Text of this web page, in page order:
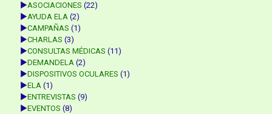
►ASOCIACIONES (22)
►AYUDA ELA (2)
►CAMPAÑAS (1)
►CHARLAS (3)
►CONSULTAS MÉDICAS (11)
►DEMANDELA (2)
►DISPOSITIVOS OCULARES (1)
►ELA (1)
►ENTREVISTAS (9)
►EVENTOS (8)